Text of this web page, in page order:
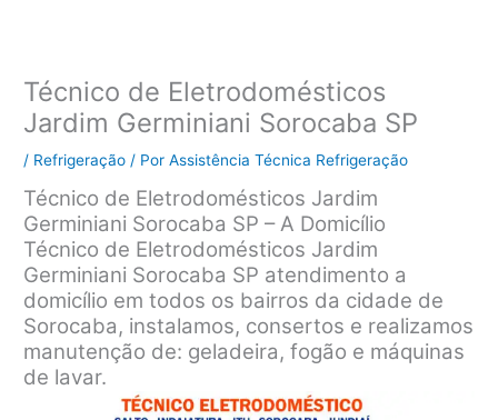
Técnico de Eletrodomésticos
Jardim Germiniani Sorocaba SP
/ Refrigeração / PorAssistência Técnica Refrigeração
Técnico de Eletrodomésticos Jardim
Germiniani Sorocaba SP – A Domicílio
Técnico de Eletrodomésticos Jardim
Germiniani Sorocaba SP atendimento a
domicílio em todos os bairros da cidade de
Sorocaba, instalamos, consertos e realizamos
manutenção de: geladeira, fogão e máquinas
de lavar.